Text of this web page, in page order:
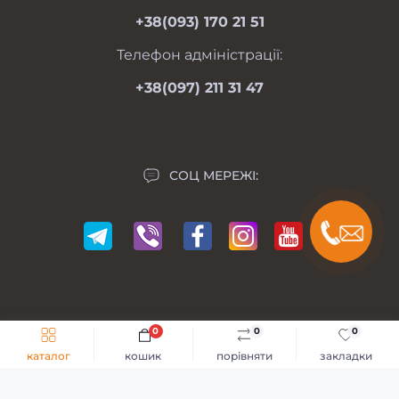
каталог порівняти
0
закладки
0
кошик
0
+38(093) 170 21 51
Телефон адміністрації:
+38(097) 211 31 47
СОЦ МЕРЕЖІ:
Мій Мотоблок © 2014-2026
GKS Веб-Студія